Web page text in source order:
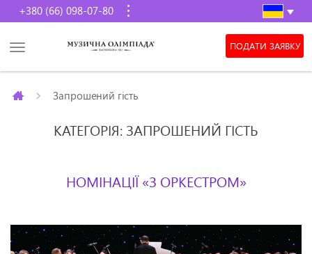
+380 (66) 098-07-80
ПОДАТИ ЗАЯВКУ
Запрошений гість
КАТЕГОРІЯ: ЗАПРОШЕНИЙ ГІСТЬ
НОМІНАЦІЇ «З ОРКЕСТРОМ»